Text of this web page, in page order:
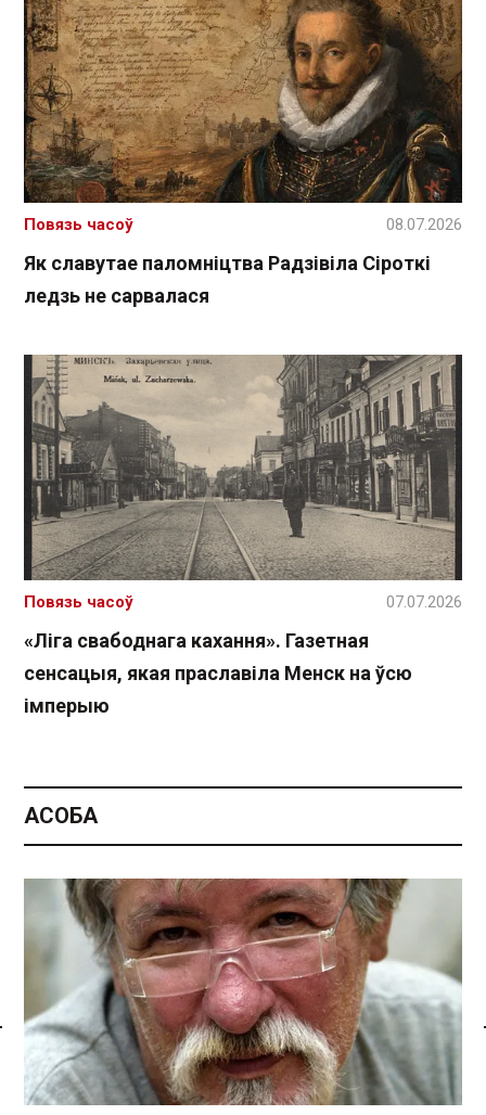
Спасылка без VPN
Як славутае паломніцтва Радзівіла Сіроткі
ледзь не сарвалася
Повязь часоў 08.07.2026
«Ліга свабоднага кахання». Газетная
сенсацыя, якая праславіла Менск на ўсю
імперыю
Повязь часоў 07.07.2026
АСОБА